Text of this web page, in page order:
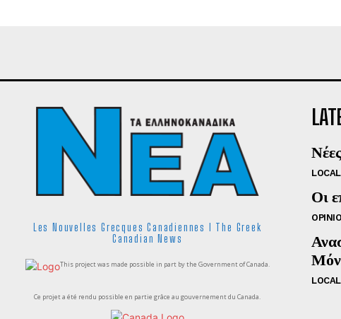
Les Nouvelles Grecques Canadiennes I The Greek
Canadian News
This project was made possible in part by the Government of Canada.
Ce projet a été rendu possible en partie grâce au gouvernement du Canada.
Οι